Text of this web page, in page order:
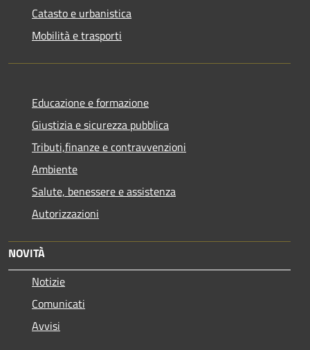
Catasto e urbanistica
Mobilità e trasporti
Educazione e formazione
Giustizia e sicurezza pubblica
Tributi,finanze e contravvenzioni
Ambiente
Salute, benessere e assistenza
Autorizzazioni
NOVITÀ
Notizie
Comunicati
Avvisi